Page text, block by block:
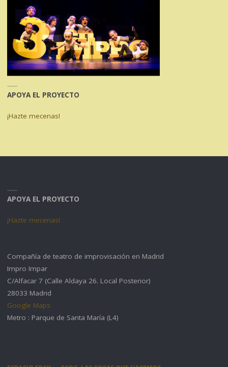
APOYA EL PROYECTO
¡Hazte mecenas!
APOYA EL PROYECTO
¡Hazte mecenas!
Compañía de teatro de improvisación en Madrid
Impro Impar
C/Alfacar 7 (Calle Aldaya 26. Local Posterior)
28033 Madrid
Google Maps
Metro : Parque de Santa María (L4)